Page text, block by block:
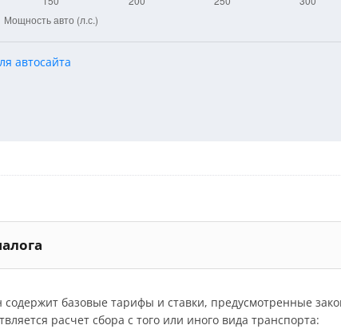
автосайта
содержит базовые тарифы и ставки, предусмотренные
расчет сбора с того или иного вида транспорта: